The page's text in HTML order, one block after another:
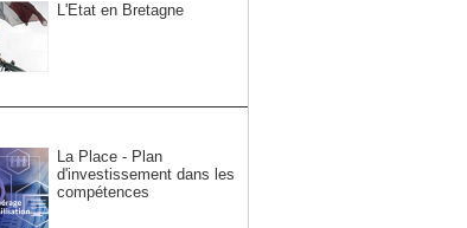
L'Etat en Bretagne
La Place - Plan
d'investissement dans les
compétences